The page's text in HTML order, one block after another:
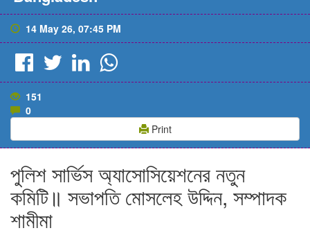
14 May 26, 07:45 PM
151
0
Print
পুলিশ সার্ভিস অ্যাসোসিয়েশনের নতুন
কমিটি॥ সভাপতি মোসলেহ উদ্দিন, সম্পাদক
শামীমা